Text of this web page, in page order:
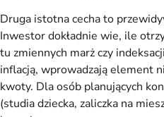
Druga istotna cecha to
Inwestor dokładnie wie, ile
tu zmiennych marż czy
inflacją, wprowadzają element
kwoty. Dla osób planujących
(studia dziecka, zaliczka na